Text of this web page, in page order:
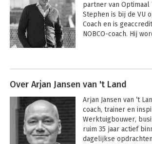
partner van Optimaal
Stephen is bij de VU
Coach en is
NOBCO-coach. Hij
resultaatgerichtheid in
‘Mensen hebben
ik help ze eruit te
Zijn motto luidt dan
’Niet vinken, maar
Over Arjan Jansen van 't Land
Arjan Jansen van ’t
coach, trainer en
Werktuigbouwer,
ruim 35 jaar actief
dagelijkse